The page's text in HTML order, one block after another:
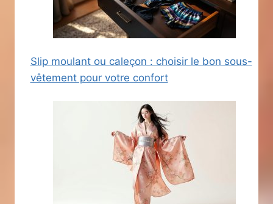
Slip moulant ou caleçon : choisir le bon sous-
vêtement pour votre confort